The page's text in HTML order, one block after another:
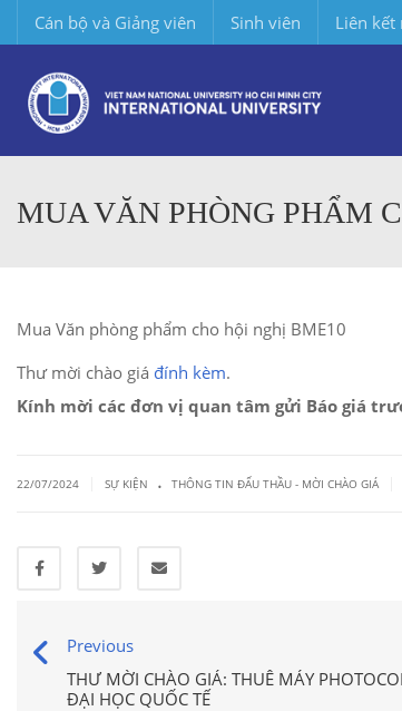
Cán bộ và Giảng viên Sinh viên Liên kết
MUA VĂN PHÒNG PHẨM
Mua Văn phòng phẩm cho hội nghị BME10
Thư mời chào giá đính kèm.
Kính mời các đơn vị quan tâm gửi Báo giá
22/07/2024 SỰ KIỆN . THÔNG TIN ĐẤU THẦU - MỜI CHÀO GIÁ
Previous
THƯ MỜI CHÀO GIÁ: THUÊ MÁY
ĐẠI HỌC QUỐC TẾ